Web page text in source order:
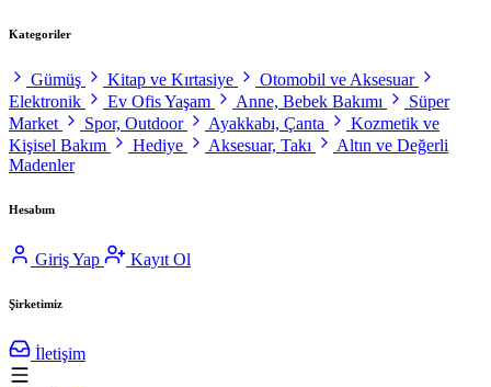
Kategoriler
Gümüş Kitap ve Kırtasiye
Otomobil ve Aksesuar
Elektronik
Ev Ofis Yaşam Anne, Bebek Bakımı
Süper
Market
Spor, Outdoor Ayakkabı, Çanta
Kozmetik ve
Kişisel Bakım
Hediye Aksesuar, Takı
Altın ve Değerli
Madenler
Hesabım
Giriş Yap Kayıt Ol
Şirketimiz
İletişim